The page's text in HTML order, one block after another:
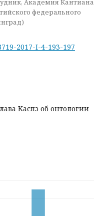
Академия Кантиана
федерального
2017-I-4-193-197
Каспэ об онтологии